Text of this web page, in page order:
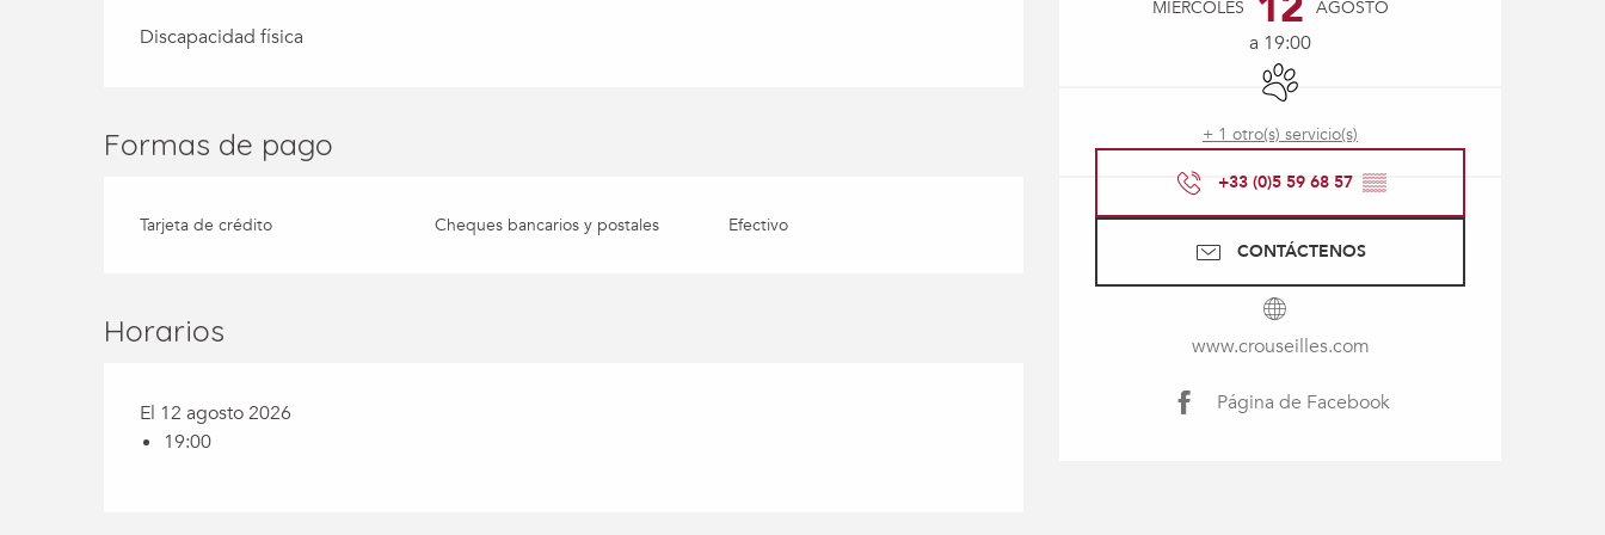
MIÉRCOLES AGOSTO
a 19:00
Se aceptan animales
+ 1 otro(s) servicio(s)
+33 (0)5 59 68 57 ▒▒
CONTÁCTENOS
www.crouseilles.com
Página de Facebook
Discapacidad física
Formas de pago
Tarjeta de crédito Cheques bancarios y postales Efectivo
Horarios
El 12 agosto 2026
19:00